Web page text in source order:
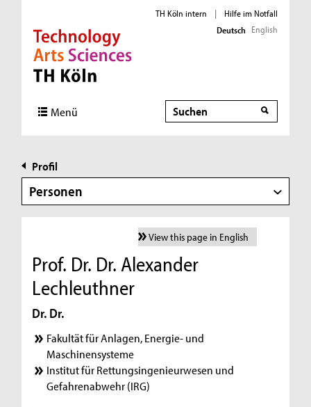
Direkt zur Hauptnavigation
Direkt zur Subnavigation
Direkt zum Inhalt
Direkt zum Fußbereich
TH Köln intern |
Hilfe im Notfall
Deutsch English
Menü Suche
Profil
Personen
View this page in English
Prof. Dr. Dr. Alexander
Lechleuthner
Dr. Dr.
Fakultät für Anlagen, Energie- und
Maschinensysteme
Institut für Rettungsingenieurwesen und
Gefahrenabwehr (IRG)